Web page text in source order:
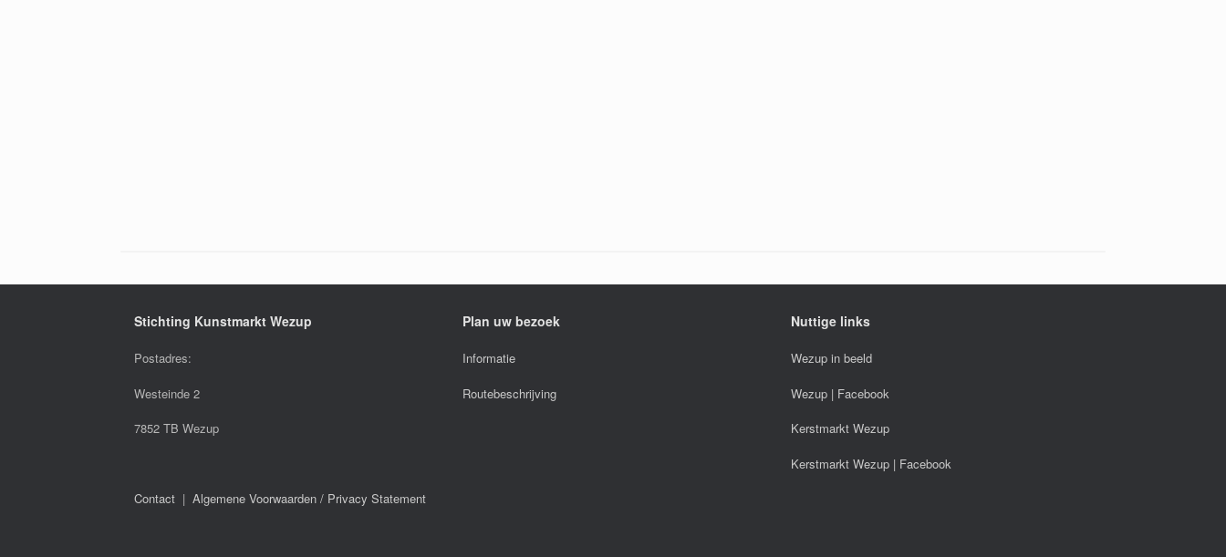
Stichting Kunstmarkt Wezup
Postadres:
Westeinde 2
7852 TB Wezup
Contact | Algemene Voorwaarden / Privacy Statement
Plan uw bezoek
Informatie
Routebeschrijving
Nuttige links
Wezup in beeld
Wezup | Facebook
Kerstmarkt Wezup
Kerstmarkt Wezup | Facebook